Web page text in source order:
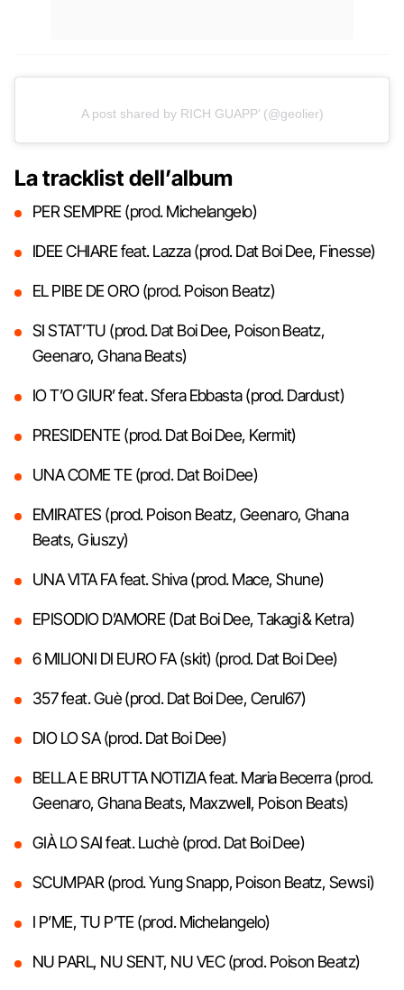
A post shared by RICH GUAPP’ (@geolier)
La tracklist dell’album
PER SEMPRE (prod. Michelangelo)
IDEE CHIARE feat. Lazza (prod. Dat Boi Dee, Finesse)
EL PIBE DE ORO (prod. Poison Beatz)
SI STAT’TU (prod. Dat Boi Dee, Poison Beatz,
Geenaro, Ghana Beats)
IO T’O GIUR’ feat. Sfera Ebbasta (prod. Dardust)
PRESIDENTE (prod. Dat Boi Dee, Kermit)
UNA COME TE (prod. Dat Boi Dee)
EMIRATES (prod. Poison Beatz, Geenaro, Ghana
Beats, Giuszy)
UNA VITA FA feat. Shiva (prod. Mace, Shune)
EPISODIO D’AMORE (Dat Boi Dee, Takagi & Ketra)
6 MILIONI DI EURO FA (skit) (prod. Dat Boi Dee)
357 feat. Guè (prod. Dat Boi Dee, Cerul67)
DIO LO SA (prod. Dat Boi Dee)
BELLA E BRUTTA NOTIZIA feat. Maria Becerra (prod.
Geenaro, Ghana Beats, Maxzwell, Poison Beats)
GIÀ LO SAI feat. Luchè (prod. Dat Boi Dee)
SCUMPAR (prod. Yung Snapp, Poison Beatz, Sewsi)
I P’ME, TU P’TE (prod. Michelangelo)
NU PARL, NU SENT, NU VEC (prod. Poison Beatz)